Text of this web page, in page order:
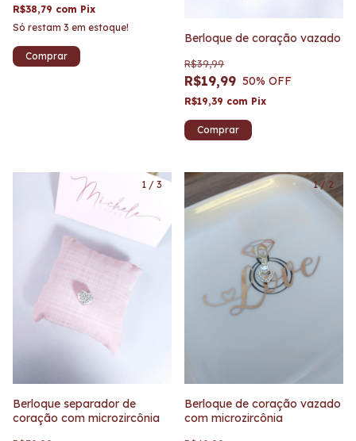
R$38,79 com Pix
Só restam 3 em estoque!
Berloque de coração vazado
R$19,99
R$39,99
50% OFF
R$19,39 com Pix
1 / 3
Berloque separador de
coração com microzircônia
1/ 2
Berloque de coração vazado
com microzircônia